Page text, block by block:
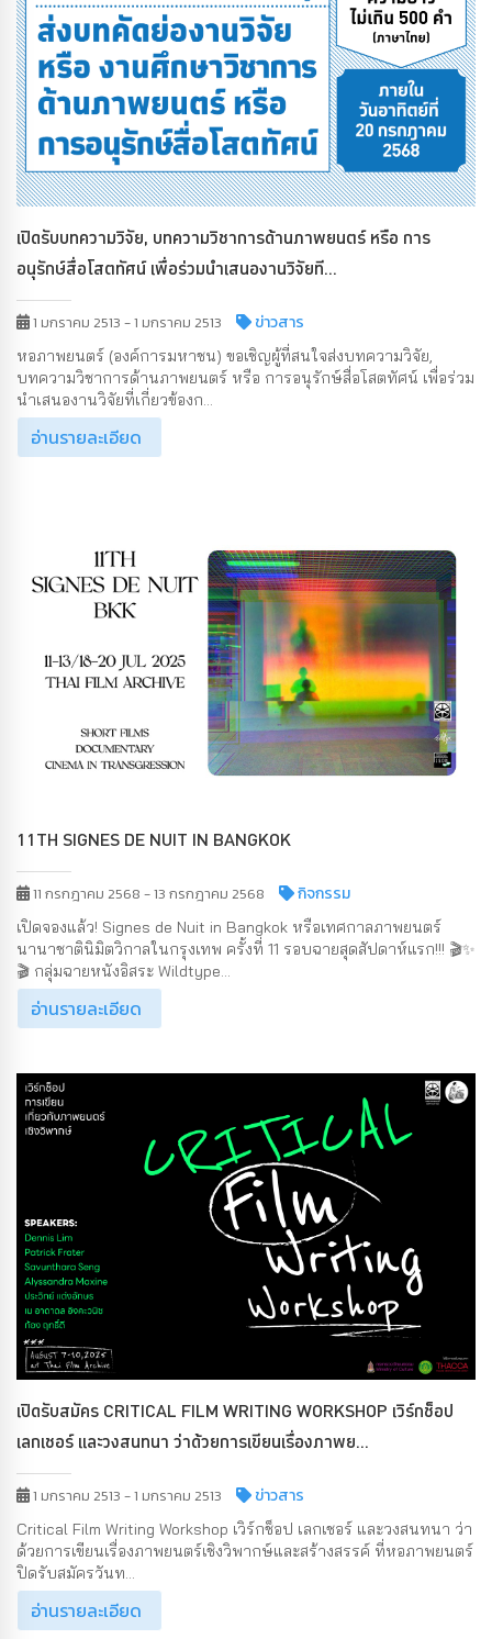
เปิดรับบทความวิจัย, บทความวิชาการด้านภาพยนตร์ หรือ การ
อนุรักษ์สื่อโสตทัศน์ เพื่อร่วมนำเสนองานวิจัยที...
1 มกราคม 2513 - 1 มกราคม 2513 ข่าวสาร
หอภาพยนตร์ (องค์การมหาชน) ขอเชิญผู้ที่สนใจส่งบทความวิจัย,
บทความวิชาการด้านภาพยนตร์ หรือ การอนุรักษ์สื่อโสตทัศน์ เพื่อร่วม
นำเสนองานวิจัยที่เกี่ยวข้องก...
อ่านรายละเอียด
11TH SIGNES DE NUIT IN BANGKOK
11 กรกฎาคม 2568 - 13 กรกฎาคม 2568 กิจกรรม
เปิดจองแล้ว! Signes de Nuit in Bangkok หรือเทศกาลภาพยนตร์
นานาชาตินิมิตวิกาลในกรุงเทพ ครั้งที่ 11 รอบฉายสุดสัปดาห์แรก!!! 🎬✨
🎬 กลุ่มฉายหนังอิสระ Wildtype...
อ่านรายละเอียด
เปิดรับสมัคร CRITICAL FILM WRITING WORKSHOP เวิร์กช็อป
เลกเชอร์ และวงสนทนา ว่าด้วยการเขียนเรื่องภาพย...
1 มกราคม 2513 - 1 มกราคม 2513 ข่าวสาร
Critical Film Writing Workshop เวิร์กช็อป เลกเชอร์ และวงสนทนา ว่า
ด้วยการเขียนเรื่องภาพยนตร์เชิงวิพากษ์และสร้างสรรค์ ที่หอภาพยนตร์
ปิดรับสมัครวันท...
อ่านรายละเอียด